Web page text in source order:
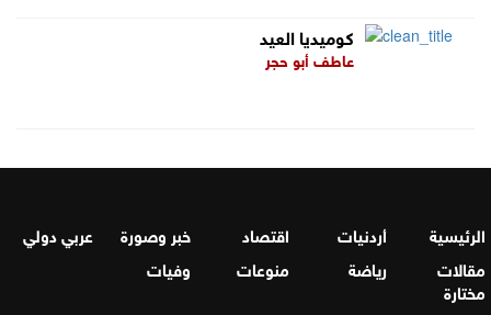
كوميديا العيد
عاطف أبو حجر
الرئيسية أردنيات اقتصاد خبر وصورة
عربي دولي
مقالات
مختارة
رياضة منوعات وفيات